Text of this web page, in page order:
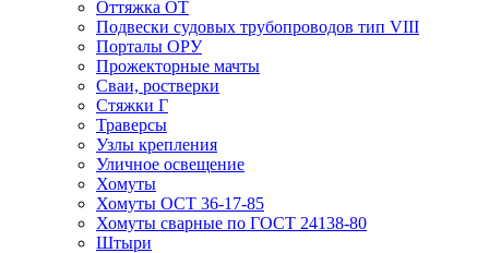
Оттяжка ОТ
Подвески судовых трубопроводов тип VIII
Порталы ОРУ
Прожекторные мачты
Сваи, ростверки
Стяжки Г
Траверсы
Узлы крепления
Уличное освещение
Хомуты
Хомуты ОСТ 36-17-85
Хомуты сварные по ГОСТ 24138-80
Штыри